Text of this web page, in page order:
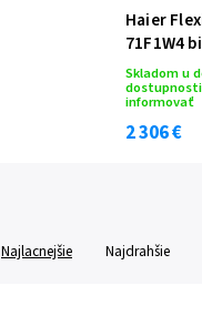
Haier
71F1W4
Skladom u
informovať
2 306 €
Najlacnejšie Najdrahšie